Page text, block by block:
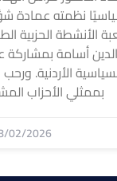
نظمته عمادة
الأنشطة الحزبية
الدين أسامة بمشاركة
الأردنية. ورحب
بممثلي الأحزاب
02/2026